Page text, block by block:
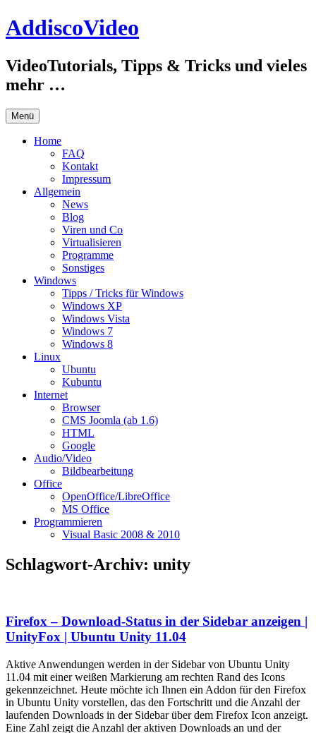
Zum
Inhalt
AddiscoVideo
VideoTutorials, Tipps & Tricks und vieles
mehr …
Menü
Home
FAQ
Kontakt
Impressum
Allgemein
News
Blog
Viren und Co
Virtualisieren
Programme
Sonstiges
Windows
Tipps / Tricks für Windows
Windows XP
Windows Vista
Windows 7
Windows 8
Linux
Ubuntu
Kubuntu
Internet
Browser
CMS Joomla (ab 1.6)
HTML
Google
Audio/Video
Bildbearbeitung
Office
OpenOffice/LibreOffice
MS Office
Programmieren
Visual Basic 2008 & 2010
Schlagwort-Archiv: unity
Firefox – Download-Status in der Sidebar anzeigen |
UnityFox | Ubuntu Unity 11.04
Aktive Anwendungen werden in der Sidebar von Ubuntu Unity
11.04 mit einer weißen Markierung am rechten Rand des Icons
gekennzeichnet. Heute möchte ich Ihnen ein Addon für den Firefox
in Ubuntu Unity vorstellen, das den Fortschritt und die Anzahl der
laufenden Downloads in der Sidebar über dem Firefox Icon anzeigt.
Eine Zahl zeigt die Anzahl der aktiven Downloads an und der